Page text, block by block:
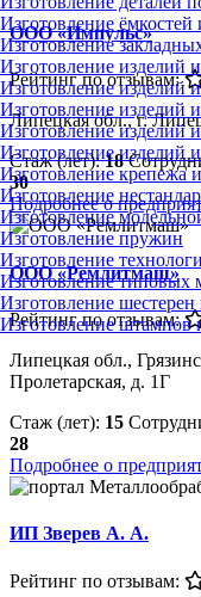
Изготовление ёмкостей
Изготовление
Изготовление изделий
Изготовление изделий
Изготовление изделий
Изготовление изделий
Изготовление изделий
Изготовление крепежа
Изготовление
Изготовление
Изготовление пружин
Изготовление
Изготовление типовых
Изготовление шестерен
Изготовление штампов
ООО «Импульс»
Рейтинг по отзывам:
Липецкая обл., г.
Стаж (лет):18
30
Подробнее о
ООО «Ремлитмаш»
Рейтинг по отзывам:
Липецкая обл.,
Пролетарская, д. 1Г
Стаж (лет): 15
28
Подробнее о
ИП Зверев А. А.
Рейтинг по отзывам: